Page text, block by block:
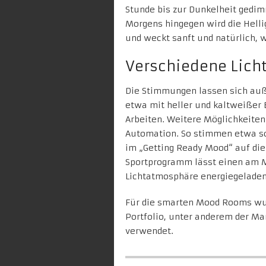
Stunde bis zur Dunkelheit
Morgens hingegen wird die
und weckt sanft und natürlich,
Verschiedene
Die Stimmungen lassen sich
etwa mit heller und kaltweißer
Arbeiten. Weitere
Automation. So stimmen etwa
im „Getting Ready Mood“ auf
Sportprogramm lässt einen am
Lichtatmosphäre
Für die smarten Mood Rooms
Portfolio, unter anderem der
verwendet.